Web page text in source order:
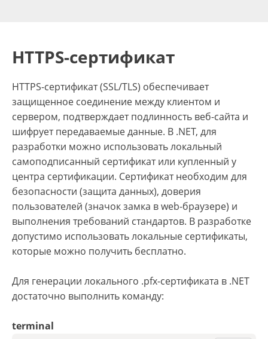
HTTPS-сертификат
HTTPS-сертификат (SSL/TLS) обеспечивает
защищенное соединение между клиентом и
сервером, подтверждает подлинность веб-сайта и
шифрует передаваемые данные. В .NET, для
разработки можно использовать локальный
самоподписанный сертификат или купленный у
центра сертификации. Сертификат необходим для
безопасности (защита данных), доверия
пользователей (значок замка в web-браузере) и
выполнения требований стандартов. В разработке
допустимо использовать локальные сертификаты,
которые можно получить бесплатно.
Для генерации локального .pfx-сертификата в .NET
достаточно выполнить команду:
terminal